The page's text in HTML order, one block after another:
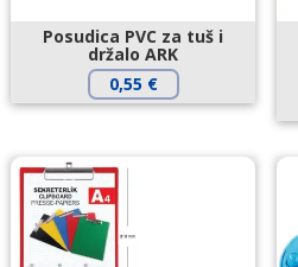
Posudica PVC za tuš i
držalo ARK
0,55 €